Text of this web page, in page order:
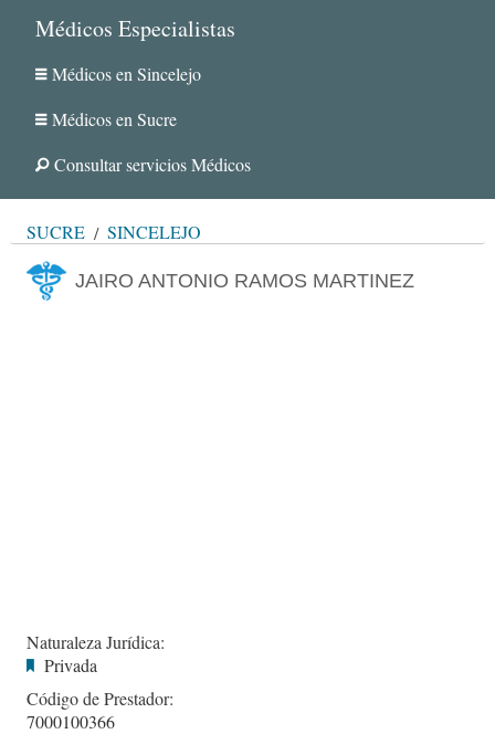
Médicos Especialistas
Médicos en Sincelejo
Médicos en Sucre
Consultar servicios Médicos
SUCRE SINCELEJO
JAIRO ANTONIO RAMOS MARTINEZ
Naturaleza Jurídica:
Privada
Código de Prestador:
7000100366